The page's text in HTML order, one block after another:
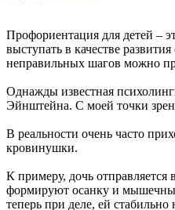
Профориентация для детей –
выступать в качестве
неправильных шагов можно
Однажды известная
Эйнштейна. С моей точки
В реальности очень часто
кровинушки.
К примеру, дочь отправляется
формируют осанку и
теперь при деле, ей